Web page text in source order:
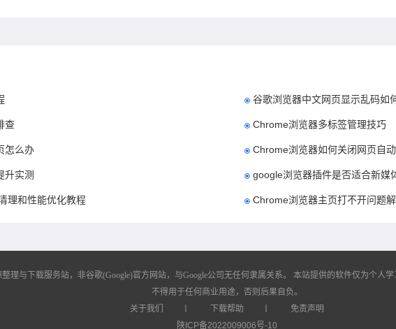
谷歌浏览器中文网页显示乱码如
查 Chrome浏览器多标签管理技巧
怎么办 Chrome浏览器如何关闭网页自
升实测 google浏览器插件是否适合新媒
理和性能优化教程 Chrome浏览器主页打不开问题
理与下载服务站，非谷歌(Google)官方网站，与Google公司无任何隶属关系。
本站提供的软件仅为个人学
不得用于任何商业用途，否则后果自负。
关于我们
下载帮助
免责声明
陕ICP备2022009006号-10